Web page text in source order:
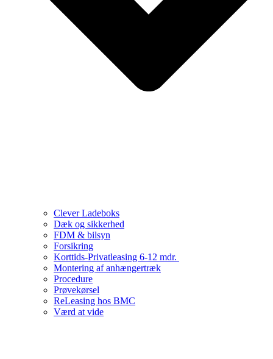
Clever Ladeboks
Dæk og sikkerhed
FDM & bilsyn
Forsikring
Korttids-Privatleasing 6-12 mdr.
Montering af anhængertræk
Procedure
Prøvekørsel
ReLeasing hos BMC
Værd at vide